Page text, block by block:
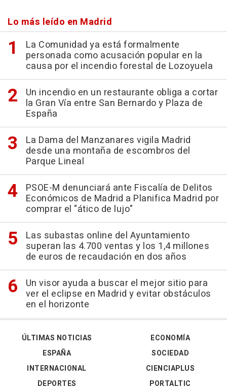
Lo más leído en Madrid
La Comunidad ya está formalmente
personada como acusación popular en la
causa por el incendio forestal de Lozoyuela
Un incendio en un restaurante obliga a cortar
la Gran Vía entre San Bernardo y Plaza de
España
La Dama del Manzanares vigila Madrid
desde una montaña de escombros del
Parque Lineal
PSOE-M denunciará ante Fiscalía de Delitos
Económicos de Madrid a Planifica Madrid por
comprar el "ático de lujo"
Las subastas online del Ayuntamiento
superan las 4.700 ventas y los 1,4 millones
de euros de recaudación en dos años
Un visor ayuda a buscar el mejor sitio para
ver el eclipse en Madrid y evitar obstáculos
en el horizonte
ÚLTIMAS NOTICIAS
ESPAÑA
INTERNACIONAL
DEPORTES
ECONOMÍA
SOCIEDAD
CIENCIAPLUS
PORTALTIC